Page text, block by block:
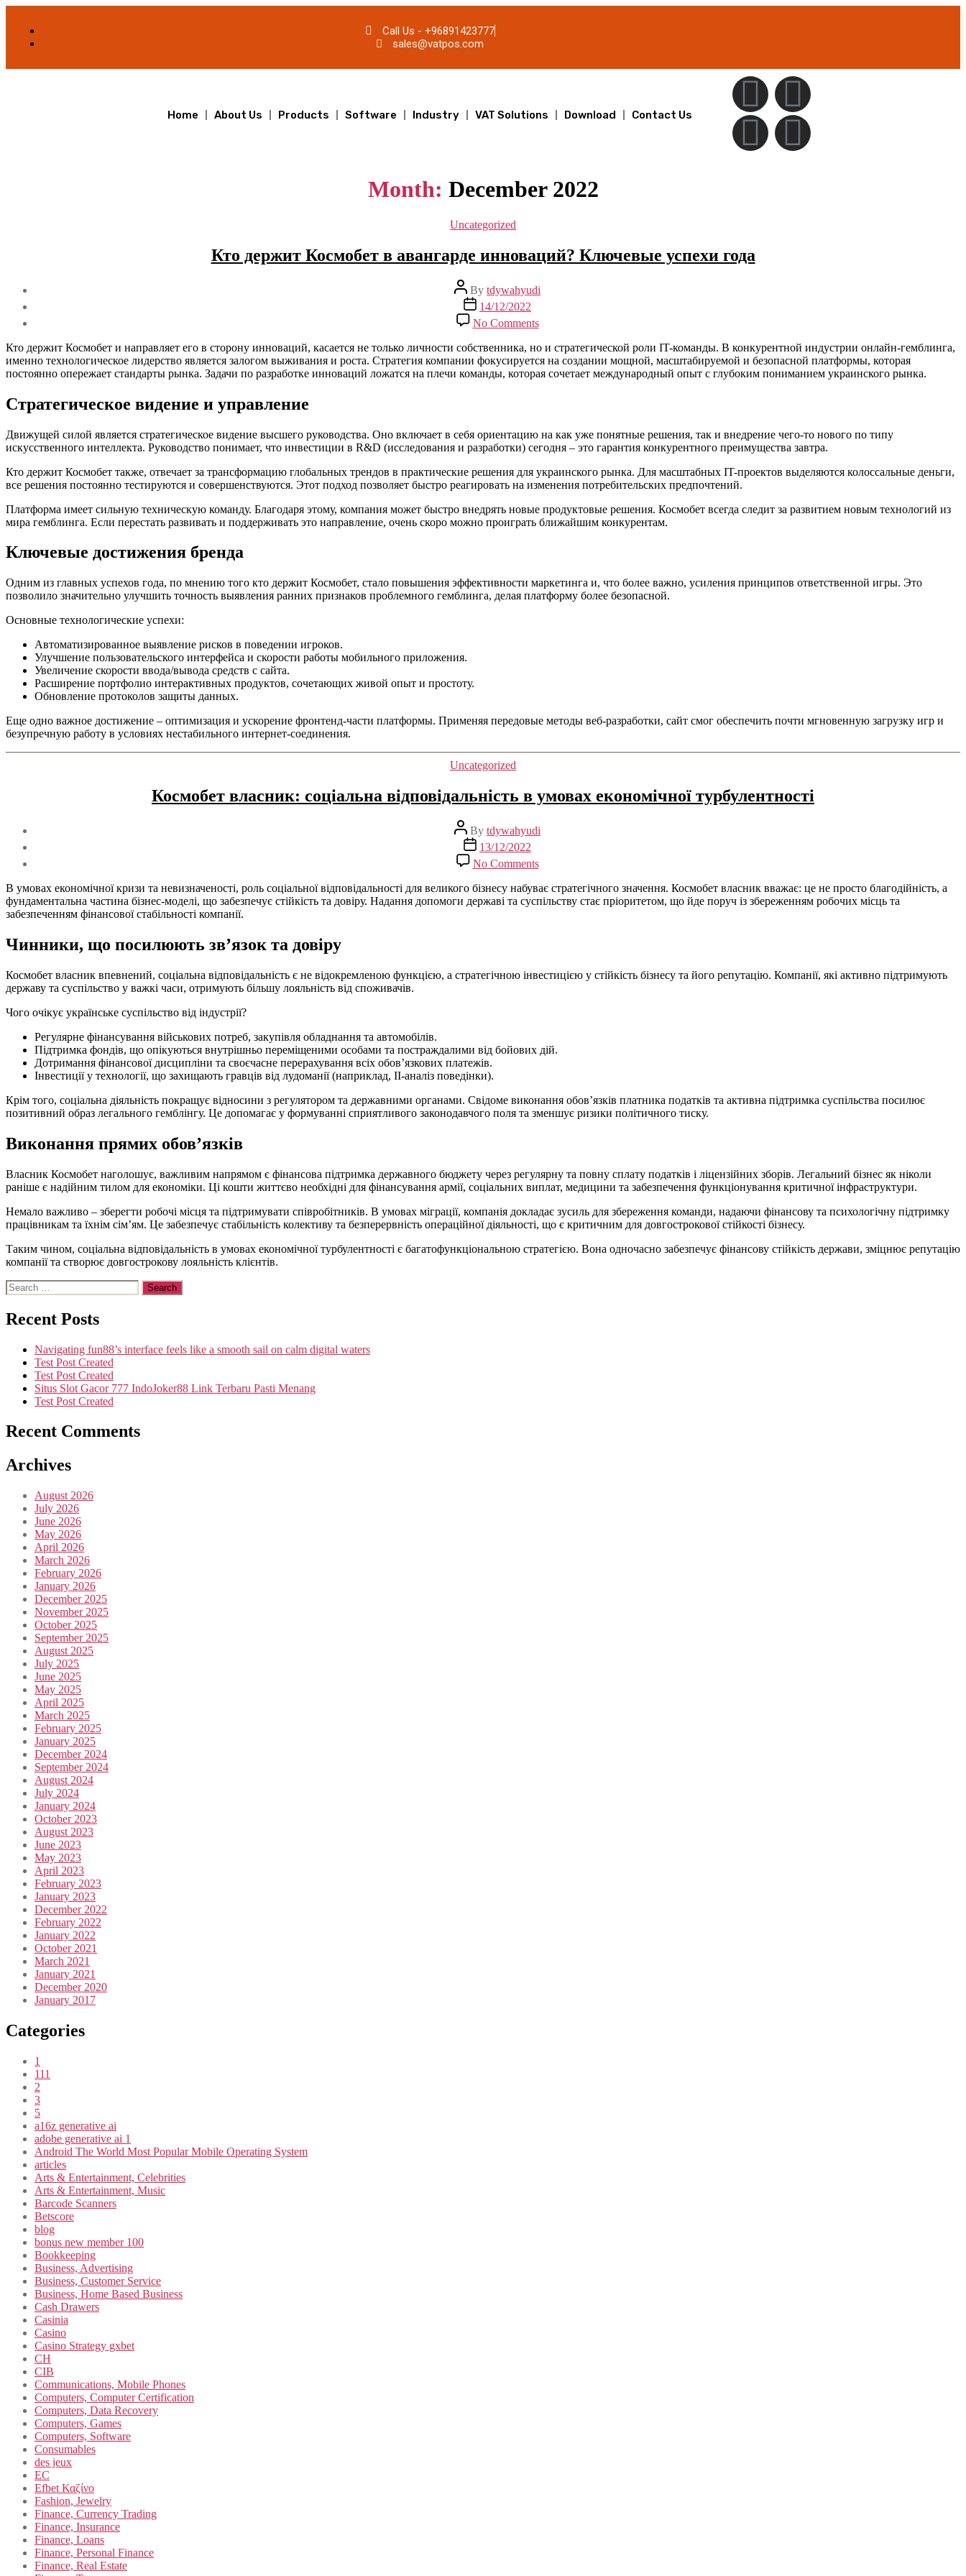
Call Us - +96891423777
sales@vatpos.com
Home About Us Products Software Industry VAT Solutions Download Contact Us
Month: December 2022
Uncategorized
Кто держит Космобет в авангарде инноваций? Ключевые успехи года
By tdywahyudi
14/12/2022
No Comments
Кто держит Космобет и направляет его в сторону инноваций, касается не только личности собственника, но и стратегической роли IT-команды. В конкурентной индустрии онлайн-гемблинга,
именно технологическое лидерство является залогом выживания и роста. Стратегия компании фокусируется на создании мощной, масштабируемой и безопасной платформы, которая
постоянно опережает стандарты рынка. Задачи по разработке инноваций ложатся на плечи команды, которая сочетает международный опыт с глубоким пониманием украинского рынка.
Стратегическое видение и управление
Движущей силой является стратегическое видение высшего руководства. Оно включает в себя ориентацию на как уже понятные решения, так и внедрение чего-то нового по типу
искусственного интеллекта. Руководство понимает, что инвестиции в R&D (исследования и разработки) сегодня – это гарантия конкурентного преимущества завтра.
Кто держит Космобет также, отвечает за трансформацию глобальных трендов в практические решения для украинского рынка. Для масштабных IT-проектов выделяются колоссальные деньги,
все решения постоянно тестируются и совершенствуются. Этот подход позволяет быстро реагировать на изменения потребительских предпочтений.
Платформа имеет сильную техническую команду. Благодаря этому, компания может быстро внедрять новые продуктовые решения. Космобет всегда следит за развитием новым технологий из
мира гемблинга. Если перестать развивать и поддерживать это направление, очень скоро можно проиграть ближайшим конкурентам.
Ключевые достижения бренда
Одним из главных успехов года, по мнению того кто держит Космобет, стало повышения эффективности маркетинга и, что более важно, усиления принципов ответственной игры. Это
позволило значительно улучшить точность выявления ранних признаков проблемного гемблинга, делая платформу более безопасной.
Основные технологические успехи:
Автоматизированное выявление рисков в поведении игроков.
Улучшение пользовательского интерфейса и скорости работы мобильного приложения.
Увеличение скорости ввода/вывода средств с сайта.
Расширение портфолио интерактивных продуктов, сочетающих живой опыт и простоту.
Обновление протоколов защиты данных.
Еще одно важное достижение – оптимизация и ускорение фронтенд-части платформы. Применяя передовые методы веб-разработки, сайт смог обеспечить почти мгновенную загрузку игр и
безупречную работу в условиях нестабильного интернет-соединения.
Uncategorized
Космобет власник: соціальна відповідальність в умовах економічної турбулентності
By tdywahyudi
13/12/2022
No Comments
В умовах економічної кризи та невизначеності, роль соціальної відповідальності для великого бізнесу набуває стратегічного значення. Космобет власник вважає: це не просто благодійність, а
фундаментальна частина бізнес-моделі, що забезпечує стійкість та довіру. Надання допомоги державі та суспільству стає пріоритетом, що йде поруч із збереженням робочих місць та
забезпеченням фінансової стабільності компанії.
Чинники, що посилюють зв’язок та довіру
Космобет власник впевнений, соціальна відповідальність є не відокремленою функцією, а стратегічною інвестицією у стійкість бізнесу та його репутацію. Компанії, які активно підтримують
державу та суспільство у важкі часи, отримують більшу лояльність від споживачів.
Чого очікує українське суспільство від індустрії?
Регулярне фінансування військових потреб, закупівля обладнання та автомобілів.
Підтримка фондів, що опікуються внутрішньо переміщеними особами та постраждалими від бойових дій.
Дотримання фінансової дисципліни та своєчасне перерахування всіх обов’язкових платежів.
Інвестиції у технології, що захищають гравців від лудоманії (наприклад, ІІ-аналіз поведінки).
Крім того, соціальна діяльність покращує відносини з регулятором та державними органами. Свідоме виконання обов’язків платника податків та активна підтримка суспільства посилює
позитивний образ легального гемблінгу. Це допомагає у формуванні сприятливого законодавчого поля та зменшує ризики політичного тиску.
Виконання прямих обов’язків
Власник Космобет наголошує, важливим напрямом є фінансова підтримка державного бюджету через регулярну та повну сплату податків і ліцензійних зборів. Легальний бізнес як ніколи
раніше є надійним тилом для економіки. Ці кошти життєво необхідні для фінансування армії, соціальних виплат, медицини та забезпечення функціонування критичної інфраструктури.
Немало важливо – зберегти робочі місця та підтримувати співробітників. В умовах міграції, компанія докладає зусиль для збереження команди, надаючи фінансову та психологічну підтримку
працівникам та їхнім сім’ям. Це забезпечує стабільність колективу та безперервність операційної діяльності, що є критичним для довгострокової стійкості бізнесу.
Таким чином, соціальна відповідальність в умовах економічної турбулентності є багатофункціональною стратегією. Вона одночасно забезпечує фінансову стійкість держави, зміцнює репутацію
компанії та створює довгострокову лояльність клієнтів.
Recent Posts
Navigating fun88’s interface feels like a smooth sail on calm digital waters
Test Post Created
Test Post Created
Situs Slot Gacor 777 IndoJoker88 Link Terbaru Pasti Menang
Test Post Created
Recent Comments
Archives
August 2026
July 2026
June 2026
May 2026
April 2026
March 2026
February 2026
January 2026
December 2025
November 2025
October 2025
September 2025
August 2025
July 2025
June 2025
May 2025
April 2025
March 2025
February 2025
January 2025
December 2024
September 2024
August 2024
July 2024
January 2024
October 2023
August 2023
June 2023
May 2023
April 2023
February 2023
January 2023
December 2022
February 2022
January 2022
October 2021
March 2021
January 2021
December 2020
January 2017
Categories
1
111
2
3
5
a16z generative ai
adobe generative ai 1
Android The World Most Popular Mobile Operating System
articles
Arts & Entertainment, Celebrities
Arts & Entertainment, Music
Barcode Scanners
Betscore
blog
bonus new member 100
Bookkeeping
Business, Advertising
Business, Customer Service
Business, Home Based Business
Cash Drawers
Casinia
Casino
Casino Strategy gxbet
CH
CIB
Communications, Mobile Phones
Computers, Computer Certification
Computers, Data Recovery
Computers, Games
Computers, Software
Consumables
des jeux
EC
Efbet Καζίνο
Fashion, Jewelry
Finance, Currency Trading
Finance, Insurance
Finance, Loans
Finance, Personal Finance
Finance, Real Estate